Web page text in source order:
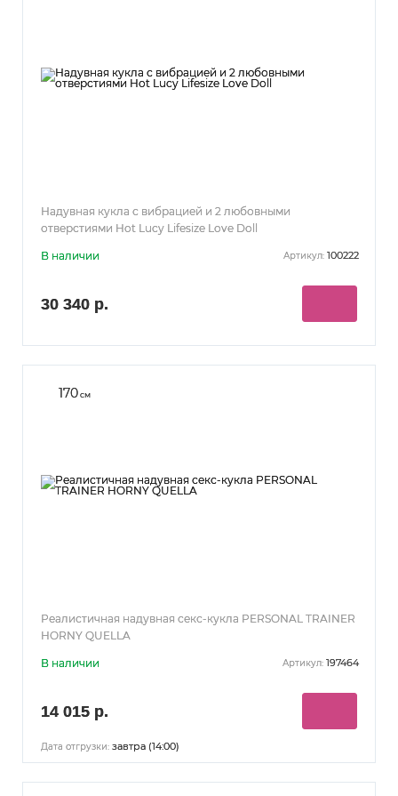
Надувная кукла с вибрацией и 2 любовными
отверстиями Hot Lucy Lifesize Love Doll
В наличии Артикул: 100222
30 340 р.
170см
Реалистичная надувная секс-кукла PERSONAL TRAINER
HORNY QUELLA
В наличии Артикул: 197464
14 015 р.
Дата отгрузки: завтра (14:00)